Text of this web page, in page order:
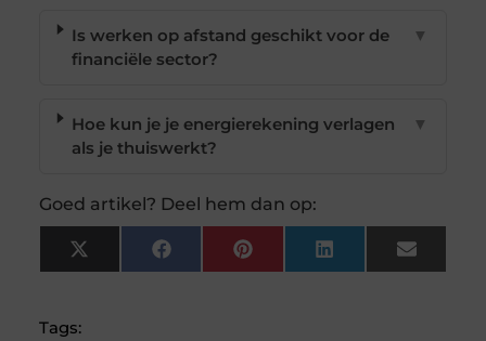
Is werken op afstand geschikt voor de
financiële sector?
▼
Hoe kun je je energierekening verlagen
als je thuiswerkt?
▼
Goed artikel? Deel hem dan op:
X
(Twitter)
FacebookPinterest LinkedIn Email
Tags: